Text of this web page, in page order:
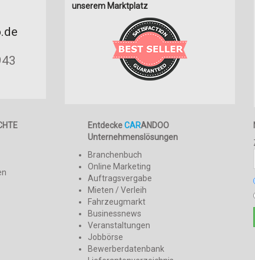
unserem Marktplatz
EntdeckeCARANDOO
Unternehmenslösungen
Branchenbuch
Online Marketing
Auftragsvergabe
Mieten / Verleih
Fahrzeugmarkt
Businessnews
Veranstaltungen
Jobbörse
Bewerberdatenbank